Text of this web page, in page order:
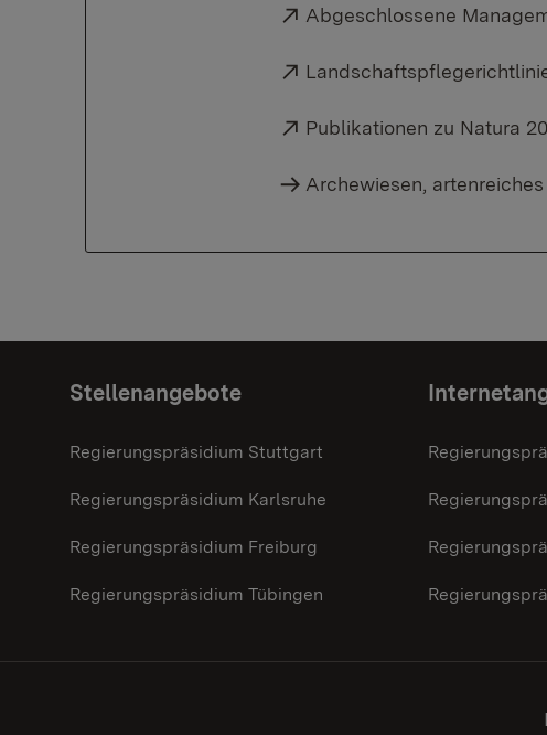
Externer Link:
Abgeschlossene
Externer Link:
Externer Link:
Publikationen zu Natura
Archewiesen,
Stellenangebote
Regierungspräsidium Stuttgart
Regierungspräsidium Karlsruhe
Regierungspräsidium Freiburg
Regierungspräsidium Tübingen